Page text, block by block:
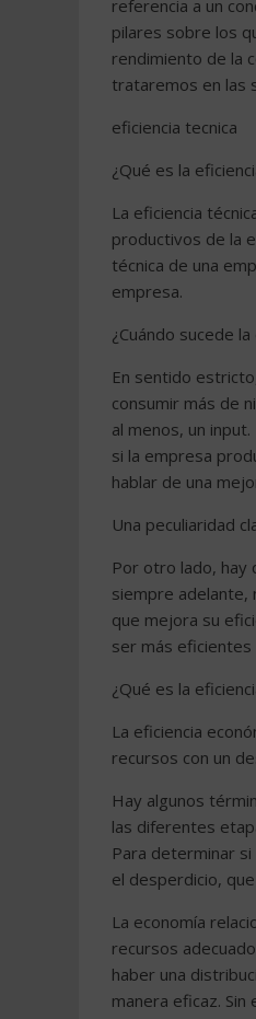
referencia a un
pilares sobre los
rendimiento de la
trataremos en las
eficiencia tecnica
¿Qué es la
La eficiencia
productivos de la
técnica de una
empresa.
¿Cuándo sucede
En sentido
consumir más de
al menos, un
si la empresa
hablar de una
Una peculiaridad
Por otro lado, hay
siempre adelante,
que mejora su
ser más eficientes
¿Qué es la
La eficiencia
recursos con un
Hay algunos
las diferentes
Para determinar
el desperdicio,
La economía
recursos
haber una
manera eficaz.